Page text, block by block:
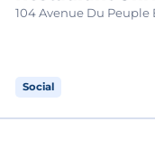
104 Avenue Du Peuple
Social